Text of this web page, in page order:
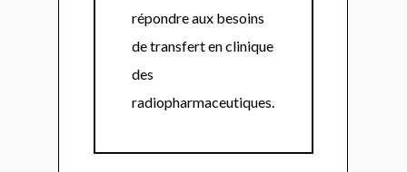
répondre aux besoins
de transfert en clinique
des
radiopharmaceutiques.